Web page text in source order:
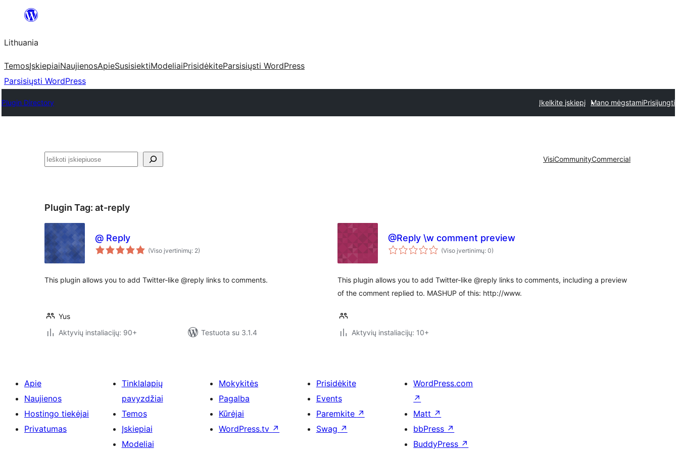
turinio
Lithuania
TemosĮskiepiaiNaujienosApieSusisiektiModeliaiPrisidėkiteParsisiųsti WordPress
Parsisiųsti WordPress
Plugin Directory Įkelkite įskiepį Mano mėgstamiPrisijungti
Paieška VisiCommunityCommercial
Plugin Tag: at-reply
@ Reply
(Viso įvertinimų: 2)
This plugin allows you to add Twitter-like @reply links to comments.
Yus
Aktyvių instaliacijų: 90+
Testuota su 3.1.4
@Reply \w comment preview
(Viso įvertinimų: 0)
This plugin allows you to add Twitter-like @reply links to comments, including a preview
of the comment replied to. MASHUP of this: http://www.
Aktyvių instaliacijų: 10+
Apie
Naujienos
Hostingo tiekėjai
Privatumas
Tinklalapių
pavyzdžiai
Temos
Įskiepiai
Modeliai
Mokykitės
Pagalba
Kūrėjai
WordPress.tv ↗
Prisidėkite
Events
Paremkite ↗
Swag ↗
WordPress.com
↗
Matt ↗
bbPress ↗
BuddyPress ↗